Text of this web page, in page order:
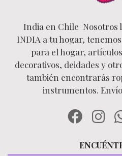
India en Chile Nosotros
INDIA a tu hogar,
para el hogar,
decorativos, deidades y
también encontrarás
instrumentos.